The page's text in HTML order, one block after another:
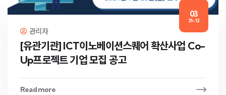
03
21-12
관리자
[유관기관] ICT이노베이션스퀘어 확산사업 Co-
Up프로젝트 기업 모집 공고
Read more